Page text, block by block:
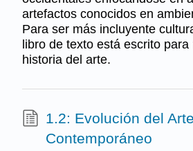
artefactos conocidos en
Para ser más incluyente
libro de texto está escrito
historia del arte.
1.2: Evolución del
Contemporáneo